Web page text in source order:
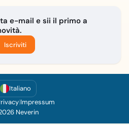
e-mail e sii il primo a
Iscriviti
Italiano
|Impressum
Neverin